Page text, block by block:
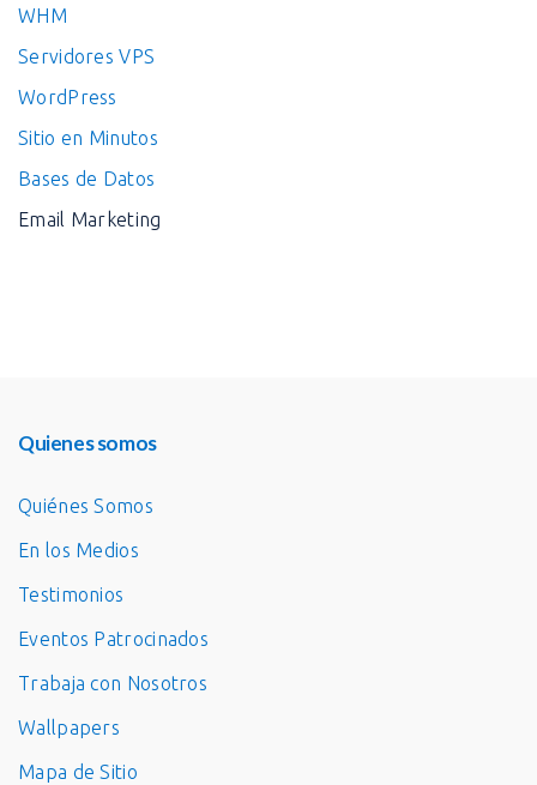
WHM
Servidores VPS
WordPress
Sitio en Minutos
Bases de Datos
Email Marketing
Quienes somos
Quiénes Somos
En los Medios
Testimonios
Eventos Patrocinados
Trabaja con Nosotros
Wallpapers
Mapa de Sitio